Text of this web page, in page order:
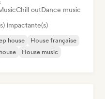
Chill outDance music
impactante(s)
house
House française
House music